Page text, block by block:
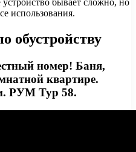
использования.
обустройству
номер! Баня,
квартире.
РУМ Тур 58.